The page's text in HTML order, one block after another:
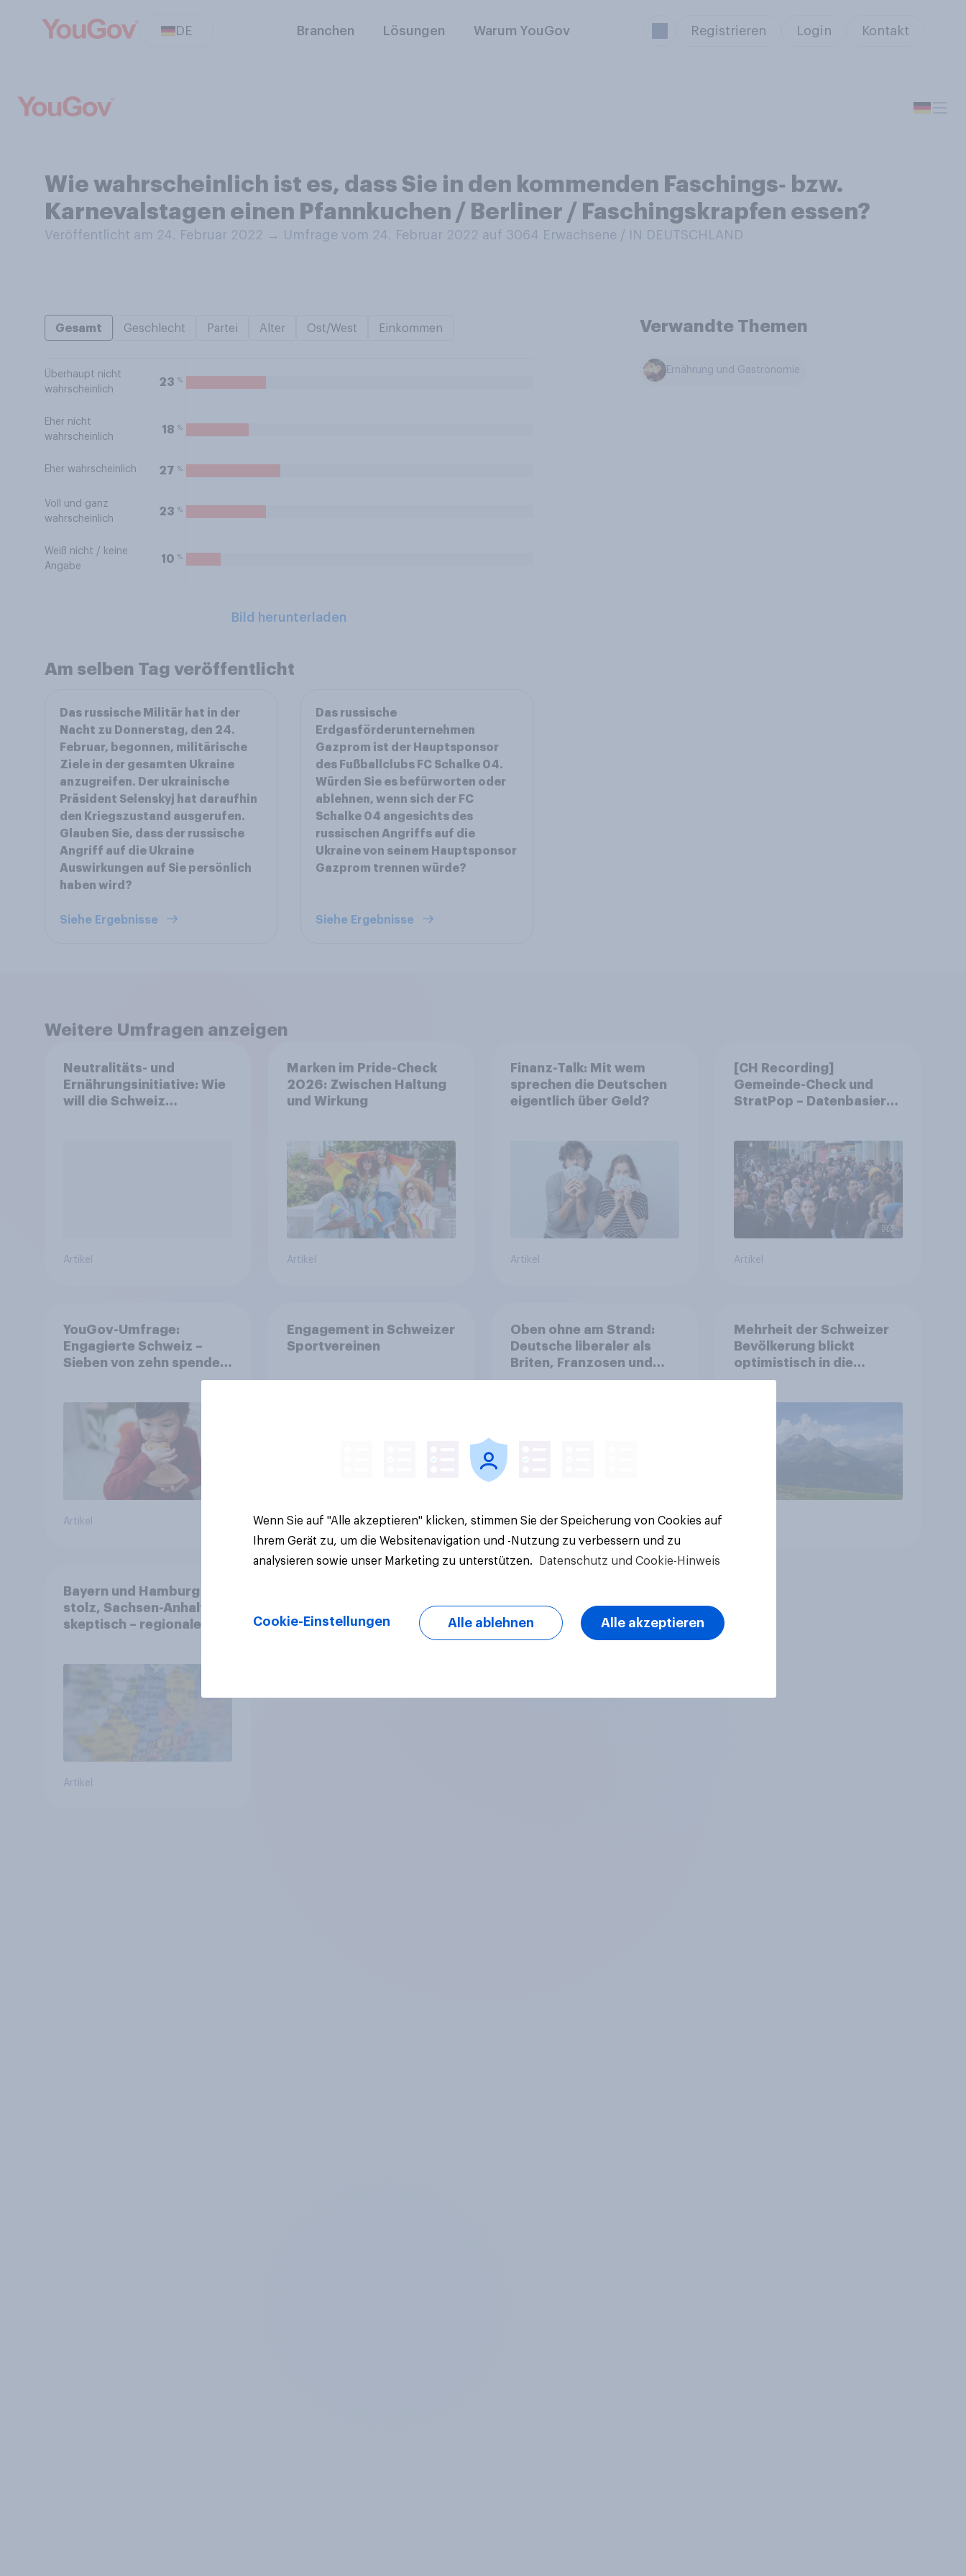
DE Branchen Lösungen Warum YouGov Registrieren Login Kontakt
Wie wahrscheinlich ist es, dass Sie in den kommenden Faschings‑ bzw.
Karnevalstagen einen Pfannkuchen / Berliner / Faschingskrapfen essen?
Veröffentlicht am 24. Februar 2022 → Umfrage vom 24. Februar 2022 auf 3064 Erwachsene / IN DEUTSCHLAND
Gesamt Geschlecht Partei Alter Ost/West Einkommen
Überhaupt nicht
wahrscheinlich
23 %
Eher nicht
wahrscheinlich
18 %
Eher wahrscheinlich 27 %
Voll und ganz
wahrscheinlich
23 %
Weiß nicht / keine
Angabe
10 %
Bild herunterladen
Verwandte Themen
Ernährung und Gastronomie
Am selben Tag veröffentlicht
Das russische Militär hat in der
Nacht zu Donnerstag, den 24.
Februar, begonnen, militärische
Ziele in der gesamten Ukraine
anzugreifen. Der ukrainische
Präsident Selenskyj hat daraufhin
den Kriegszustand ausgerufen.
Glauben Sie, dass der russische
Angriff auf die Ukraine
Auswirkungen auf Sie persönlich
haben wird?
Siehe Ergebnisse
Das russische
Erdgasförderunternehmen
Gazprom ist der Hauptsponsor
des Fußballclubs FC Schalke 04.
Würden Sie es befürworten oder
ablehnen, wenn sich der FC
Schalke 04 angesichts des
russischen Angriffs auf die
Ukraine von seinem Hauptsponsor
Gazprom trennen würde?
Siehe Ergebnisse
Weitere Umfragen anzeigen
Neutralitäts- und
Ernährungsinitiative: Wie
will die Schweiz
Artikel
Marken im Pride-Check
2026: Zwischen Haltung
und Wirkung
Artikel
Finanz-Talk: Mit wem
sprechen die Deutschen
eigentlich über Geld?
Artikel
[CH Recording]
Gemeinde-Check und
StratPop – Datenbasierte
Artikel
YouGov-Umfrage:
Engagierte Schweiz –
Sieben von zehn spenden,
fast die Hälfte arbeitet
Artikel
Engagement in Schweizer
Sportvereinen
Artikel
Oben ohne am Strand:
Deutsche liberaler als
Briten, Franzosen und
Italiener
Artikel
Mehrheit der Schweizer
Bevölkerung blickt
optimistisch in die
Zukunft – Sorgen
Gesundheitswesen und
Altersvorsorge
Bayern und Hamburg
stolz, Sachsen-Anhalt
skeptisch – regionale
Europa im Osten am
Artikel
Wenn Sie auf "Alle akzeptieren" klicken, stimmen Sie der Speicherung von Cookies auf
Ihrem Gerät zu, um die Websitenavigation und -Nutzung zu verbessern und zu
analysieren sowie unser Marketing zu unterstützen.
Datenschutz und Cookie-Hinweis
Cookie-Einstellungen Alle ablehnen Alle akzeptieren